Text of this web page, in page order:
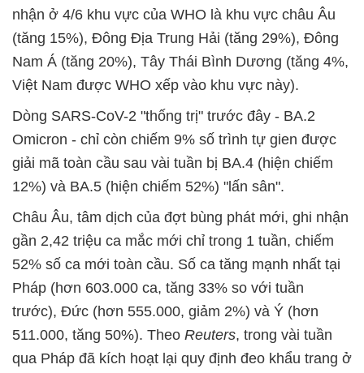
nhận ở 4/6 khu vực của WHO là khu vực châu Âu
(tăng 15%), Đông Địa Trung Hải (tăng 29%), Đông
Nam Á (tăng 20%), Tây Thái Bình Dương (tăng 4%,
Việt Nam được WHO xếp vào khu vực này).
Dòng SARS-CoV-2 "thống trị" trước đây - BA.2
Omicron - chỉ còn chiếm 9% số trình tự gien được
giải mã toàn cầu sau vài tuần bị BA.4 (hiện chiếm
12%) và BA.5 (hiện chiếm 52%) "lấn sân".
Châu Âu, tâm dịch của đợt bùng phát mới, ghi nhận
gần 2,42 triệu ca mắc mới chỉ trong 1 tuần, chiếm
52% số ca mới toàn cầu. Số ca tăng mạnh nhất tại
Pháp (hơn 603.000 ca, tăng 33% so với tuần
trước), Đức (hơn 555.000, giảm 2%) và Ý (hơn
511.000, tăng 50%). Theo Reuters, trong vài tuần
qua Pháp đã kích hoạt lại quy định đeo khẩu trang ở